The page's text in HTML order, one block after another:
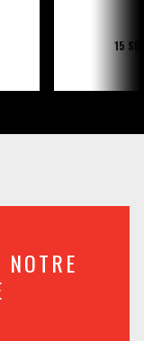
15